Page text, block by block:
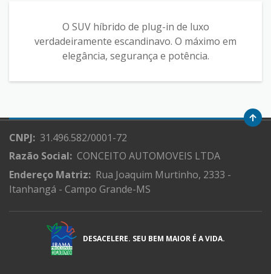
O SUV híbrido de plug-in de luxo
verdadeiramente escandinavo. O máximo em
elegância, segurança e potência.
CNPJ: 31.496.582/0001-72
Razão Social: CONCEITO AUTOMOVEIS LTDA
Endereço Matriz: Rua Joaquim Murtinho, 2333 -
Itanhangá - Campo Grande-MS
DESACELERE. SEU BEM MAIOR É A VIDA.